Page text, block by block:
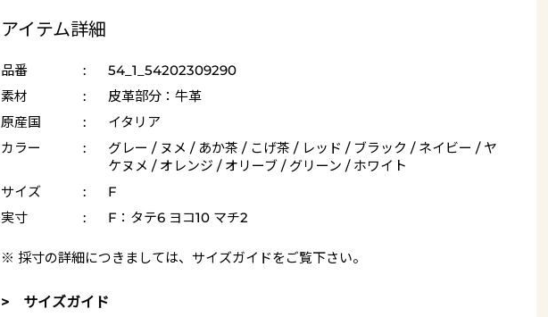
アイテム詳細
品番 :
54_1_54202309290
素材
:
皮革部分：牛革
原産国
:
イタリア
カラー
:
グレー / ヌメ / あか茶 / こげ茶 / レッド / ブラック / ネイビー / ヤ
ケヌメ / オレンジ / オリーブ / グリーン / ホワイト
サイズ
:
F
実寸
: F：タテ6 ヨコ10 マチ2
※ 採寸の詳細につきましては、 サイズガイドをご覧下さい。
> サイズガイド